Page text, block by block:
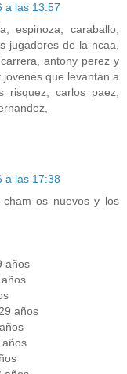
a las 13:57
espinoza, caraballo,
jugadores de la ncaa,
antony perez y
que levantan a
risquez, carlos paez,
a las 17:38
os nuevos y los
años
años